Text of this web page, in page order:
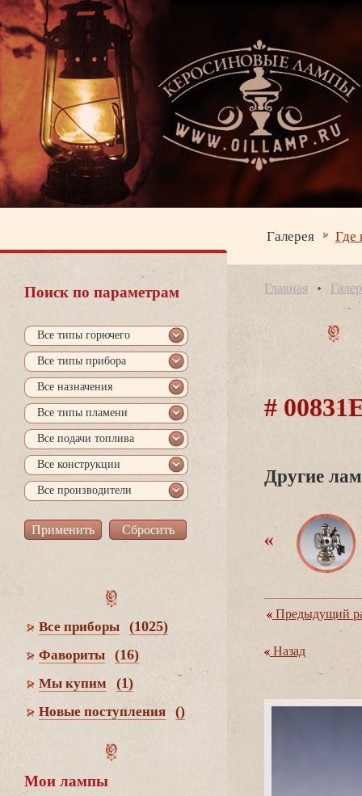
Галерея Где
Поиск по параметрам
се типы горючего
се типы прибора
се назначения
се типы пламени
се подачи топлива
се конструкции
се производители
се приборы (1025)
Фавориты (16)
Мы купим (1)
Новые поступления ()
Мои лампы
Главная
#
Другие
Предыдущий
Назад